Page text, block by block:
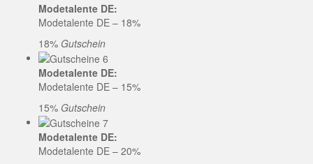
Modetalente DE:
Modetalente DE – 18%
18% Gutschein
Modetalente DE:
Modetalente DE – 15%
15% Gutschein
Modetalente DE:
Modetalente DE – 20%